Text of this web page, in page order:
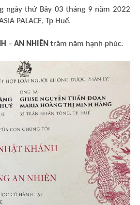
ngày thứ Bảy 03 tháng 9 năm 2022
PALACE, Tp Huế.
– AN NHIÊN trăm năm hạnh phúc.